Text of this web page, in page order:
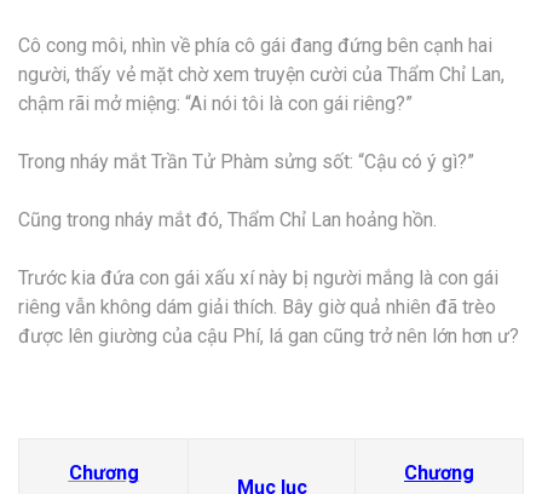
Cô cong môi, nhìn về phía cô gái đang đứng bên cạnh hai
người, thấy vẻ mặt chờ xem truyện cười của Thẩm Chỉ Lan,
chậm rãi mở miệng: “Ai nói tôi là con gái riêng?”
Trong nháy mắt Trần Tử Phàm sửng sốt: “Cậu có ý gì?”
Cũng trong nháy mắt đó, Thẩm Chỉ Lan hoảng hồn.
Trước kia đứa con gái xấu xí này bị người mắng là con gái
riêng vẫn không dám giải thích. Bây giờ quả nhiên đã trèo
được lên giường của cậu Phí, lá gan cũng trở nên lớn hơn ư?
Chương
Mục lục
Chương